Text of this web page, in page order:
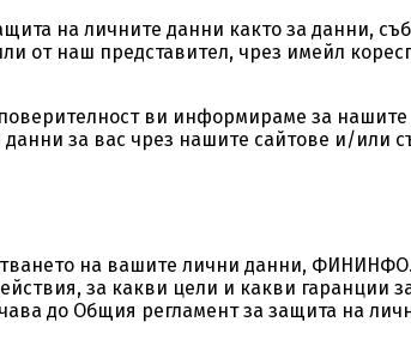
на личните данни както за данни,
от наш представител, чрез имейл
ви информираме за
за вас чрез нашите сайтове и/или
на вашите лични данни,
за какви цели и какви гаранции
до Общия регламент за защита на